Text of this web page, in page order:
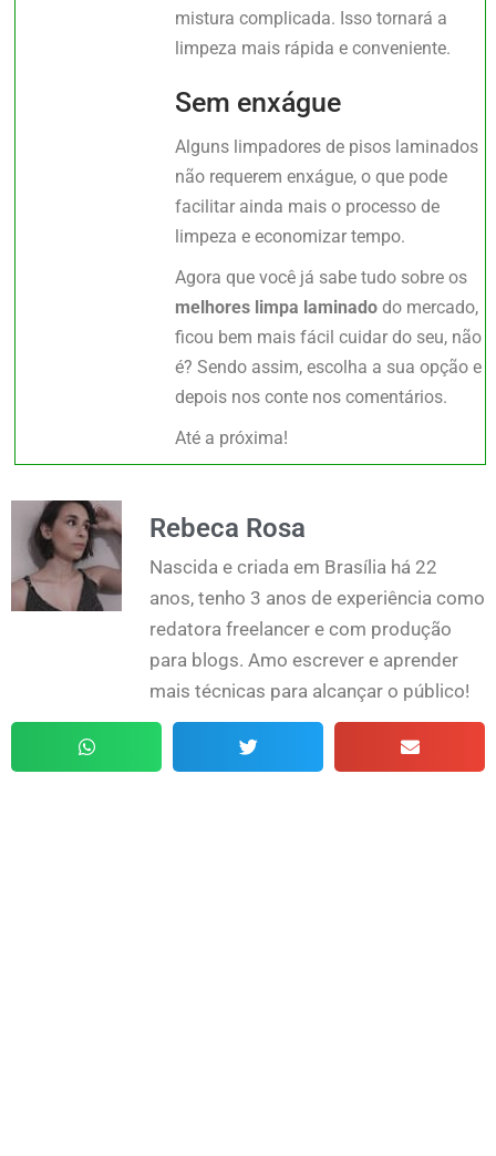
mistura complicada. Isso tornará a
limpeza mais rápida e conveniente.
Sem enxágue
Alguns limpadores de pisos laminados
não requerem enxágue, o que pode
facilitar ainda mais o processo de
limpeza e economizar tempo.
Agora que você já sabe tudo sobre os
melhores limpa laminado do mercado,
ficou bem mais fácil cuidar do seu, não
é? Sendo assim, escolha a sua opção e
depois nos conte nos comentários.
Até a próxima!
Rebeca Rosa
Nascida e criada em Brasília há 22
anos, tenho 3 anos de experiência como
redatora freelancer e com produção
para blogs. Amo escrever e aprender
mais técnicas para alcançar o público!